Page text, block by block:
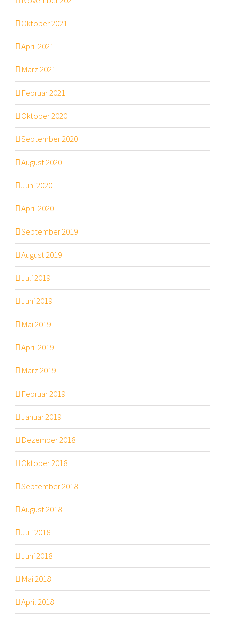
Oktober 2021
April 2021
März 2021
Februar 2021
Oktober 2020
September 2020
August 2020
Juni 2020
April 2020
September 2019
August 2019
Juli 2019
Juni 2019
Mai 2019
April 2019
März 2019
Februar 2019
Januar 2019
Dezember 2018
Oktober 2018
September 2018
August 2018
Juli 2018
Juni 2018
Mai 2018
April 2018